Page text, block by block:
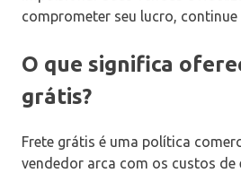
comprometer seu lucro, continue
O que significa
grátis?
Frete grátis é uma política
vendedor arca com os custos de